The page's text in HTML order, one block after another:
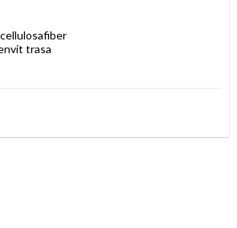
trasa